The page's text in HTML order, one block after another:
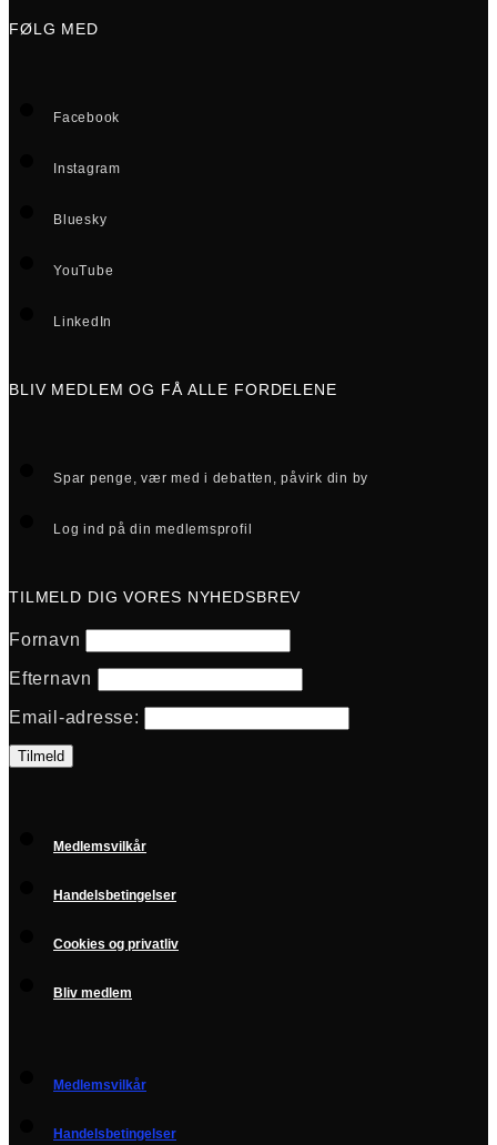
FØLG MED
Facebook
Instagram
Bluesky
YouTube
LinkedIn
BLIV MEDLEM OG FÅ ALLE FORDELENE
Spar penge, vær med i debatten, påvirk din by
Log ind på din medlemsprofil
TILMELD DIG VORES NYHEDSBREV
Fornavn
Efternavn
Email-adresse:
Medlemsvilkår
Handelsbetingelser
Cookies og privatliv
Bliv medlem
Medlemsvilkår
Handelsbetingelser